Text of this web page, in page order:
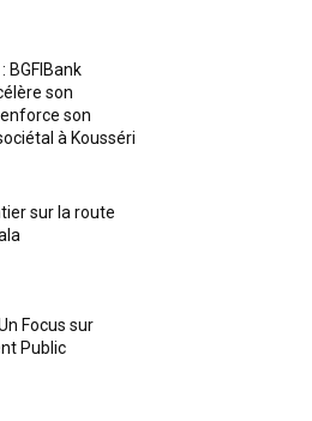
BGFIBank
son
son
à Kousséri
sur la route
Focus sur
Public